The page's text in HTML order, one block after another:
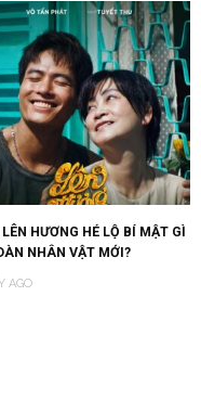
HƯƠNG HÉ LỘ BÍ MẬT GÌ
NHÂN VẬT MỚI?
AGO